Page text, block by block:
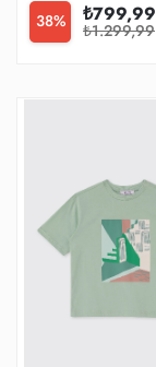
38% ₺799,99
₺1.299,99